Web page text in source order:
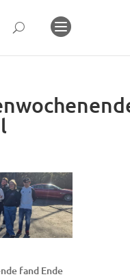
fand Ende